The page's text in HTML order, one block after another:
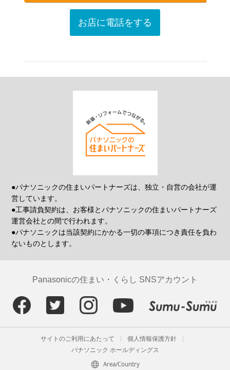
お店に電話をする
●パナソニックの住まいパートナーズは、独立・自営の会社が運
営しています。
●工事請負契約は、お客様とパナソニックの住まいパートナーズ
運営会社との間で行われます。
●パナソニックは当該契約にかかる一切の事項につき責任を負わ
ないものとします。
Panasonicの住まい・くらし SNSアカウント
サイトのご利用にあたって
個人情報保護方針
パナソニック ホールディングス
Area/Country